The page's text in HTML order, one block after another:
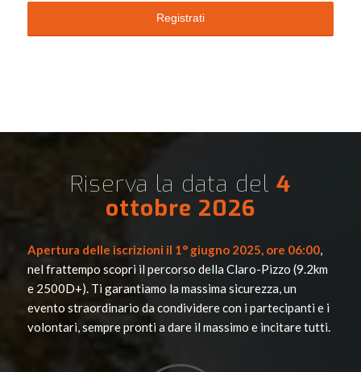
Riserva la data del 4
ottobre 2026
Apertura delle iscrizioni il 1° giugno 2025, ore 06:00,
nel frattempo scopri il percorso della Claro-Pizzo (9.2km
e 2500D+). Ti garantiamo la massima sicurezza, un
evento straordinario da condividere con i partecipanti e i
volontari, sempre pronti a dare il massimo e incitare tutti.